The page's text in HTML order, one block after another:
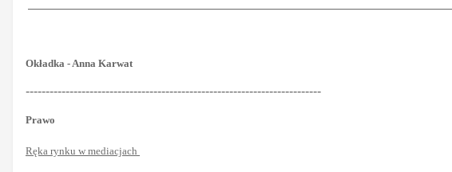
Okładka - Anna Karwat
--------------------------------------------------------------------------
Prawo
Ręka rynku w mediacjach